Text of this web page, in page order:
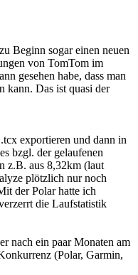
Beginn sogar einen neuen
von TomTom im
gesehen habe, dass man
kann. Das ist quasi der
exportieren und dann in
bzgl. der gelaufenen
z.B. aus 8,32km (laut
plötzlich nur noch
der Polar hatte ich
die Laufstatistik
nach ein paar Monaten am
(Polar, Garmin,